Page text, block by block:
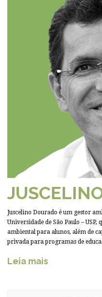
Juscelino Dourado é um gestor
Universidade de São Paulo – USP,
ambiental para alunos, além de
privada para programas de
Leia mais